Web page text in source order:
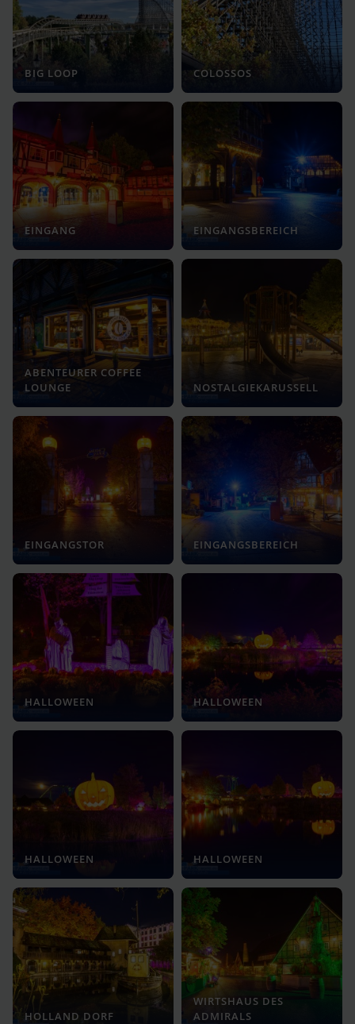
BIG LOOP COLOSSOS
EINGANG EINGANGSBEREICH
ABENTEURER COFFEE
LOUNGE
NOSTALGIEKARUSSELL
EINGANGSTOR EINGANGSBEREICH
HALLOWEEN HALLOWEEN
HALLOWEEN HALLOWEEN
HOLLAND DORF
WIRTSHAUS DES
ADMIRALS